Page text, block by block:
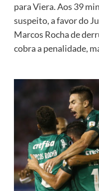
para Viera. Aos 39
suspeito, a favor do
Marcos Rocha de
cobra a penalidade,